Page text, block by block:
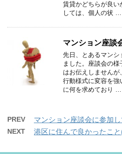
賃貸かどちらが良い
しては、個人の状 …
マンション座談
先日、とあるマンシ
ました。座談会の
はお伝えしません
行動様式に変容を強
に何を求めており …
PREV マンション座談会に参加
NEXT 港区に住んで良かったこ